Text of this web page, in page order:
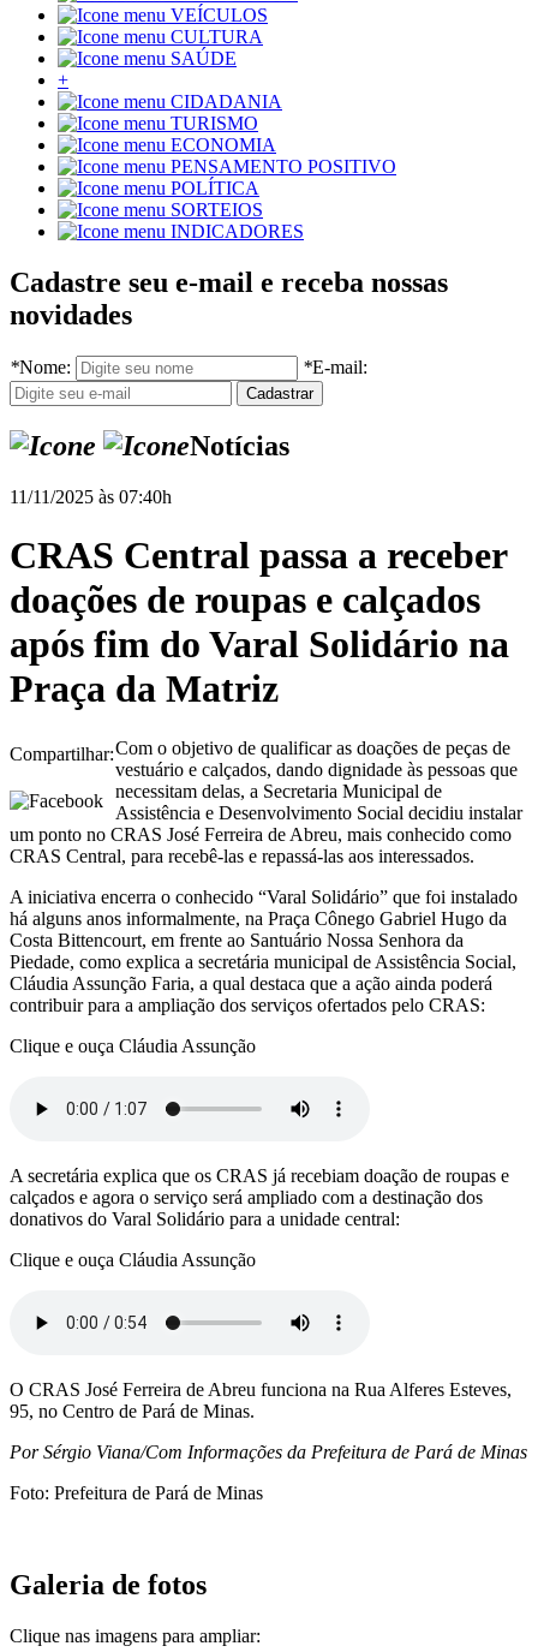
VEÍCULOS
CULTURA
SAÚDE
+
CIDADANIA
TURISMO
ECONOMIA
PENSAMENTO POSITIVO
POLÍTICA
SORTEIOS
INDICADORES
Cadastre seu e-mail e receba nossas
novidades
*Nome: *E-mail:
Notícias
11/11/2025 às 07:40h
CRAS Central passa a receber
doações de roupas e calçados
após fim do Varal Solidário na
Praça da Matriz
Compartilhar:Com o objetivo de qualificar as doações de peças de
vestuário e calçados, dando dignidade às pessoas que
necessitam delas, a Secretaria Municipal de
Assistência e Desenvolvimento Social decidiu instalar
um ponto no CRAS José Ferreira de Abreu, mais conhecido como
CRAS Central, para recebê-las e repassá-las aos interessados.
A iniciativa encerra o conhecido “Varal Solidário” que foi instalado
há alguns anos informalmente, na Praça Cônego Gabriel Hugo da
Costa Bittencourt, em frente ao Santuário Nossa Senhora da
Piedade, como explica a secretária municipal de Assistência Social,
Cláudia Assunção Faria, a qual destaca que a ação ainda poderá
contribuir para a ampliação dos serviços ofertados pelo CRAS:
Clique e ouça Cláudia Assunção
A secretária explica que os CRAS já recebiam doação de roupas e
calçados e agora o serviço será ampliado com a destinação dos
donativos do Varal Solidário para a unidade central:
Clique e ouça Cláudia Assunção
O CRAS José Ferreira de Abreu funciona na Rua Alferes Esteves,
95, no Centro de Pará de Minas.
Por Sérgio Viana/Com Informações da Prefeitura de Pará de Minas
Foto: Prefeitura de Pará de Minas
Galeria de fotos
Clique nas imagens para ampliar: